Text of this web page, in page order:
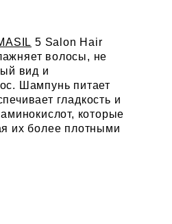
5 Salon Hair
волосы, не
вид и
Шампунь питает
гладкость и
которые
их более плотными